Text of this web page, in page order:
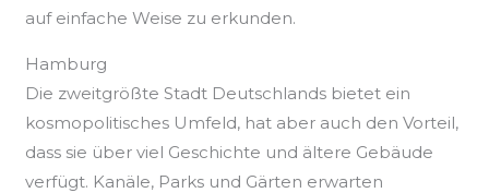
auf einfache Weise zu erkunden.
Hamburg
Die zweitgrößte Stadt Deutschlands bietet ein
kosmopolitisches Umfeld, hat aber auch den Vorteil,
dass sie über viel Geschichte und ältere Gebäude
verfügt. Kanäle, Parks und Gärten erwarten